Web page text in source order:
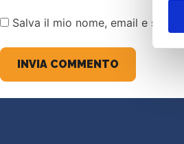
Salva il mio nome, email e sito